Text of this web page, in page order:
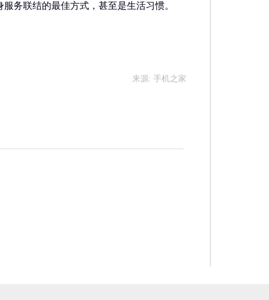
务联结的最佳方式，甚至是生活习惯。
来源: 手机之家